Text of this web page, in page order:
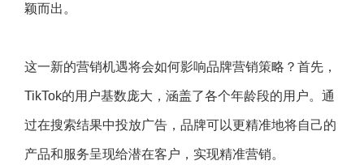
颖而出。
这一新的营销机遇将会如何影响品牌营销策略？首先，
TikTok的用户基数庞大，涵盖了各个年龄段的用户。通
过在搜索结果中投放广告，品牌可以更精准地将自己的
产品和服务呈现给潜在客户，实现精准营销。